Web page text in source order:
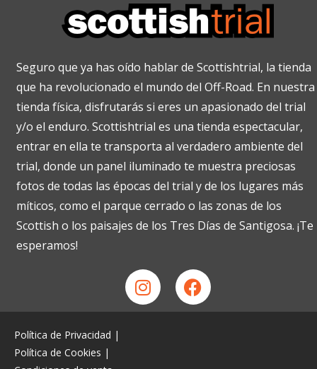
Seguro que ya has oído hablar de Scottishtrial, la tienda
que ha revolucionado el mundo del Off-Road. En nuestra
tienda física, disfrutarás si eres un apasionado del trial
y/o el enduro. Scottishtrial es una tienda espectacular,
entrar en ella te transporta al verdadero ambiente del
trial, donde un panel iluminado te muestra preciosas
fotos de todas las épocas del trial y de los lugares más
míticos, como el parque cerrado o las zonas de los
Scottish o los paisajes de los Tres Días de Santigosa. ¡Te
esperamos!
Política de Privacidad |
Política de Cookies |